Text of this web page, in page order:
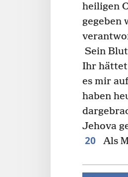
heiligen
gegeben
Sein
Ihr hättet
es mir
haben
Jehova
20 Als